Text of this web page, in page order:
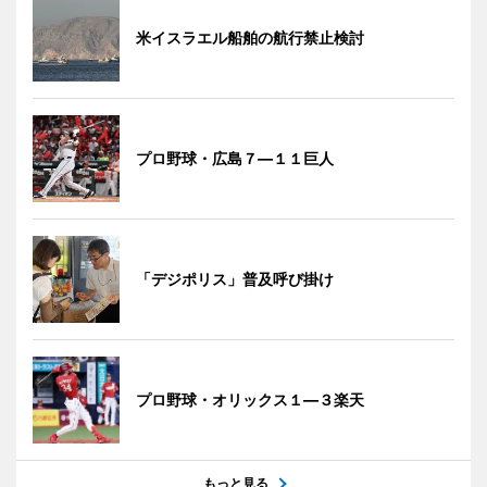
米イスラエル船舶の航行禁止検討
プロ野球・広島７―１１巨人
「デジポリス」普及呼び掛け
プロ野球・オリックス１―３楽天
もっと見る